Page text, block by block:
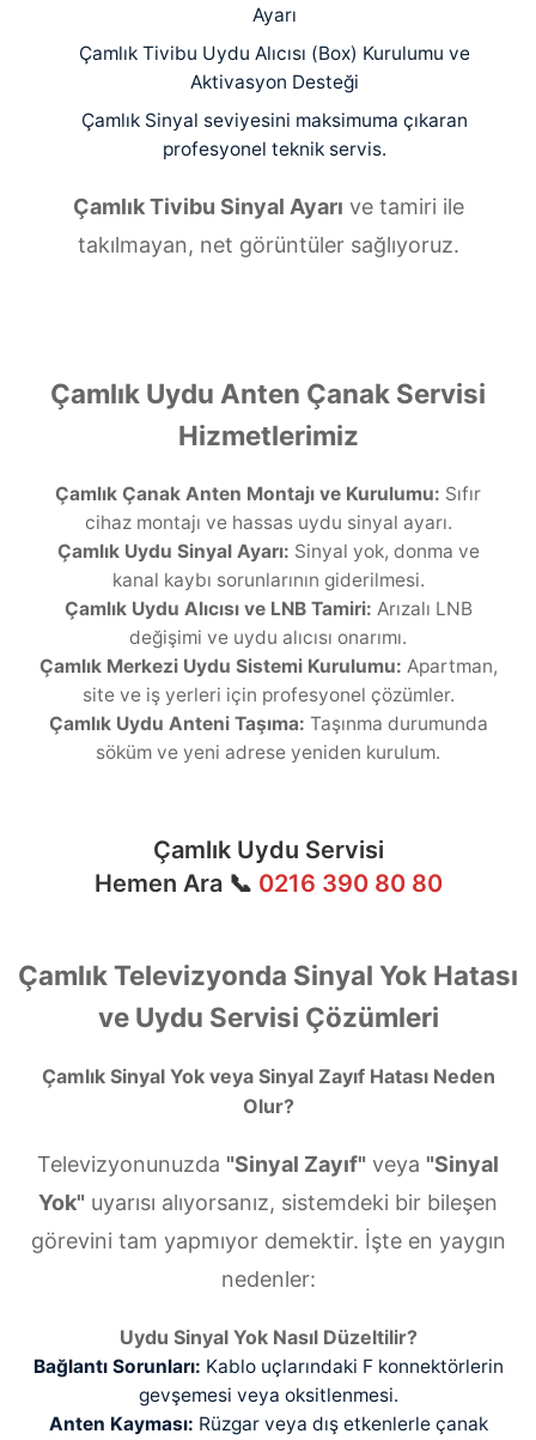
Ayarı
Çamlık Tivibu Uydu Alıcısı (Box) Kurulumu ve
Aktivasyon Desteği
Çamlık Sinyal seviyesini maksimuma çıkaran
profesyonel teknik servis.
Çamlık Tivibu Sinyal Ayarı ve tamiri ile
takılmayan, net görüntüler sağlıyoruz.
Çamlık Uydu Anten Çanak Servisi
Hizmetlerimiz
Çamlık Çanak Anten Montajı ve Kurulumu: Sıfır
cihaz montajı ve hassas uydu sinyal ayarı.
Çamlık Uydu Sinyal Ayarı: Sinyal yok, donma ve
kanal kaybı sorunlarının giderilmesi.
Çamlık Uydu Alıcısı ve LNB Tamiri: Arızalı LNB
değişimi ve uydu alıcısı onarımı.
Çamlık Merkezi Uydu Sistemi Kurulumu: Apartman,
site ve iş yerleri için profesyonel çözümler.
Çamlık Uydu Anteni Taşıma: Taşınma durumunda
söküm ve yeni adrese yeniden kurulum.
Çamlık Uydu Servisi
Hemen Ara 📞 0216 390 80 80
Çamlık Televizyonda Sinyal Yok Hatası
ve Uydu Servisi Çözümleri
Çamlık Sinyal Yok veya Sinyal Zayıf Hatası Neden
Olur?
Televizyonunuzda "Sinyal Zayıf" veya "Sinyal
Yok" uyarısı alıyorsanız, sistemdeki bir bileşen
görevini tam yapmıyor demektir. İşte en yaygın
nedenler:
Uydu Sinyal Yok Nasıl Düzeltilir?
Bağlantı Sorunları: Kablo uçlarındaki F konnektörlerin
gevşemesi veya oksitlenmesi.
Anten Kayması: Rüzgar veya dış etkenlerle çanak